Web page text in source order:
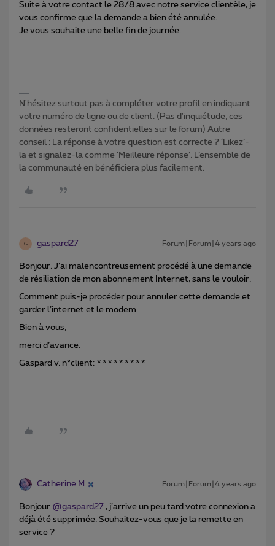
Suite à votre contact le 28/8 avec notre service clientèle, je
vous confirme que la demande a bien été annulée.
Je vous souhaite une belle fin de journée.
N'hésitez surtout pas à compléter votre profil en indiquant
votre numéro de ligne ou de client. (Pas d'inquiétude, ces
données resteront confidentielles sur le forum) Autre
conseil : La réponse à votre question est correcte ? ‘Likez’-
la et signalez-la comme ‘Meilleure réponse’. L’ensemble de
la communauté en bénéficiera plus facilement.
G gaspard27 Forum|Forum|4 years ago
Bonjour. J’ai malencontreusement procédé à une demande
de résiliation de mon abonnement Internet, sans le vouloir.
Comment puis-je procéder pour annuler cette demande et
garder l’internet et le modem.
Bien à vous,
merci d’avance.
Gaspard v. n°client: *********
Catherine M Forum|Forum|4 years ago
Bonjour @gaspard27 , j’arrive un peu tard votre connexion a
déjà été supprimée. Souhaitez-vous que je la remette en
service ?